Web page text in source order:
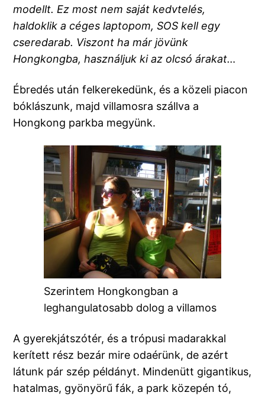
modellt. Ez most nem saját kedvtelés,
haldoklik a céges laptopom, SOS kell egy
cseredarab. Viszont ha már jövünk
Hongkongba, használjuk ki az olcsó árakat…
Ébredés után felkerekedünk, és a közeli piacon
bóklászunk, majd villamosra szállva a
Hongkong parkba megyünk.
Szerintem Hongkongban a
leghangulatosabb dolog a villamos
A gyerekjátszótér, és a trópusi madarakkal
kerített rész bezár mire odaérünk, de azért
látunk pár szép példányt. Mindenütt gigantikus,
hatalmas, gyönyörű fák, a park közepén tó,